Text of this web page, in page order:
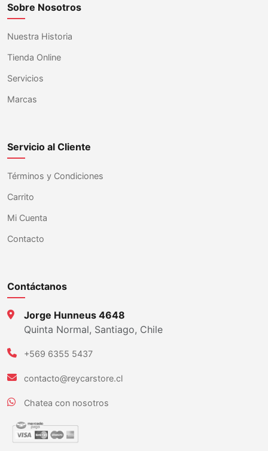
Sobre Nosotros
Nuestra Historia
Tienda Online
Servicios
Marcas
Servicio al Cliente
Términos y Condiciones
Carrito
Mi Cuenta
Contacto
Contáctanos
Jorge Hunneus 4648
Quinta Normal, Santiago, Chile
+569 6355 5437
contacto@reycarstore.cl
Chatea con nosotros